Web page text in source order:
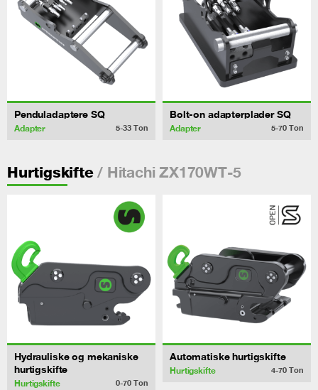
Penduladaptere SQ
Adapter 5-33 Ton
Bolt-on adapterplader SQ
Adapter 5-70 Ton
Hurtigskifte/ Hitachi ZX170WT-5
Hydrauliske og mekaniske
hurtigskifte
Hurtigskifte 0-70 Ton
Automatiske hurtigskifte
Hurtigskifte 4-70 Ton